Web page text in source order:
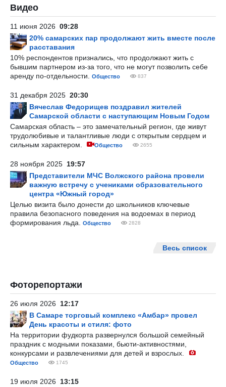
Видео
11 июня 2026 09:28
20% самарских пар продолжают жить вместе после
расставания
10% респондентов признались, что продолжают жить с
бывшим партнером из-за того, что не могут позволить себе
аренду по-отдельности.
Общество 837
31 декабря 2025 20:30
Вячеслав Федорищев поздравил жителей
Самарской области с наступающим Новым Годом
Самарская область – это замечательный регион, где живут
трудолюбивые и талантливые люди с открытым сердцем и
сильным характером.
Общество 2655
28 ноября 2025 19:57
Представители МЧС Волжского района провели
важную встречу с учениками образовательного
центра «Южный город»
Целью визита было донести до школьников ключевые
правила безопасного поведения на водоемах в период
формирования льда.
Общество 2828
Весь список
Фоторепортажи
26 июля 2026 12:17
В Самаре торговый комплекс «Амбар» провел
День красоты и стиля: фото
На территории фудкорта развернулся большой семейный
праздник с модными показами, бьюти-активностями,
конкурсами и развлечениями для детей и взрослых.
Общество 1745
19 июля 2026 13:15